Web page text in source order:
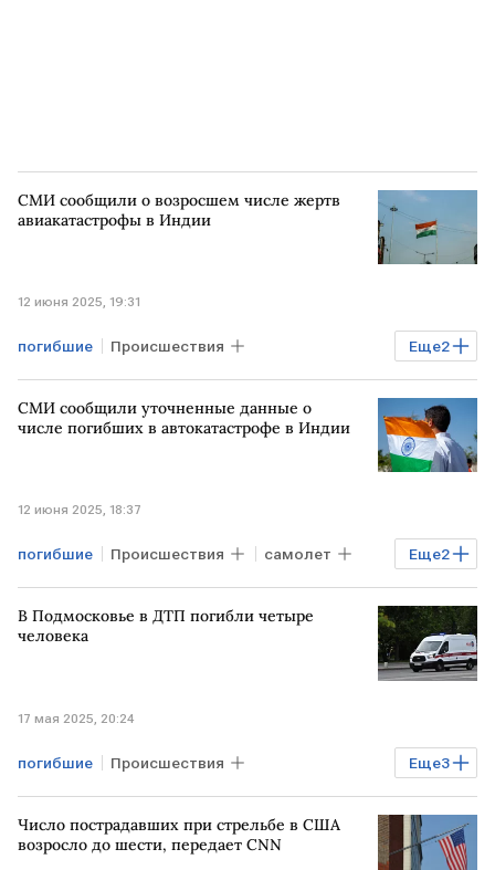
СМИ сообщили о возросшем числе жертв
авиакатастрофы в Индии
12 июня 2025, 19:31
Еще2
погибшие Происшествия
авиакатастрофа СМИ
СМИ сообщили уточненные данные о
числе погибших в автокатастрофе в Индии
12 июня 2025, 18:37
Еще2
погибшие Происшествия самолет
крушение ИНДИЯ
В Подмосковье в ДТП погибли четыре
человека
17 мая 2025, 20:24
Еще3
погибшие Происшествия
ПОДМОСКОВЬЕ ДТП
пострадавшие
Число пострадавших при стрельбе в США
возросло до шести, передает CNN